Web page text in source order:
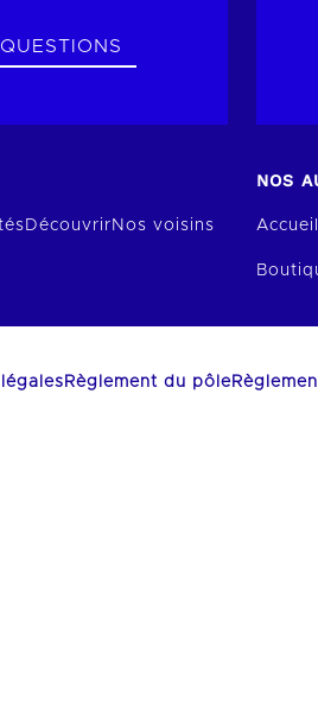
Découvrir Nos voisins
NOS
Règlement du pôle